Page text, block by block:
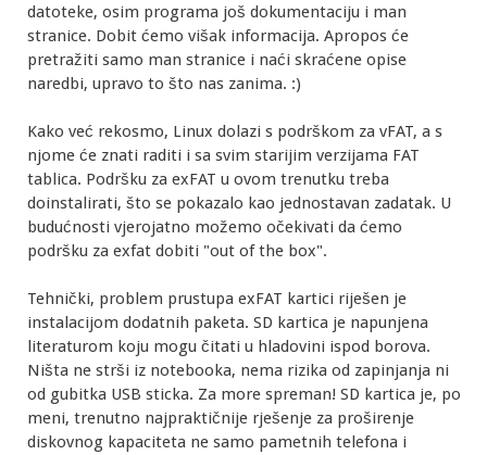
datoteke, osim programa još dokumentaciju i man
stranice. Dobit ćemo višak informacija. Apropos će
pretražiti samo man stranice i naći skraćene opise
naredbi, upravo to što nas zanima. :)
Kako već rekosmo, Linux dolazi s podrškom za vFAT, a s
njome će znati raditi i sa svim starijim verzijama FAT
tablica. Podršku za exFAT u ovom trenutku treba
doinstalirati, što se pokazalo kao jednostavan zadatak. U
budućnosti vjerojatno možemo očekivati da ćemo
podršku za exfat dobiti "out of the box".
Tehnički, problem prustupa exFAT kartici riješen je
instalacijom dodatnih paketa. SD kartica je napunjena
literaturom koju mogu čitati u hladovini ispod borova.
Ništa ne strši iz notebooka, nema rizika od zapinjanja ni
od gubitka USB sticka. Za more spreman! SD kartica je, po
meni, trenutno najpraktičnije rješenje za proširenje
diskovnog kapaciteta ne samo pametnih telefona i